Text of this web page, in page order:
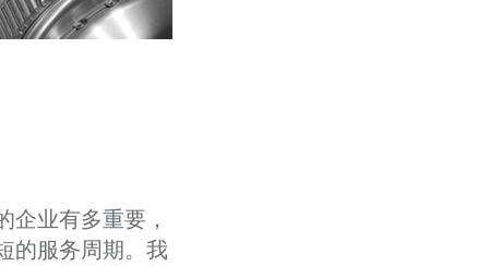
企业有多重要，
的服务周期。我